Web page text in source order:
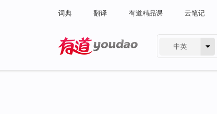
词典 翻译 有道精品课 云笔记
中英